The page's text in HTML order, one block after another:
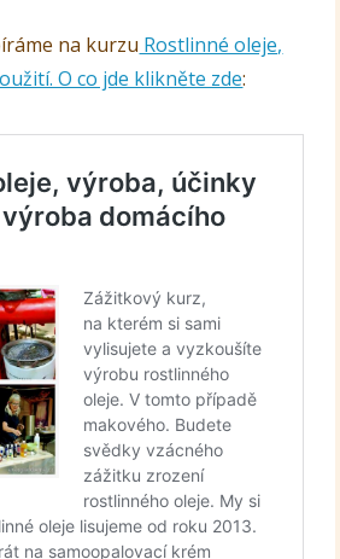
na kurzu Rostlinné oleje,
O co jde klikněte zde: